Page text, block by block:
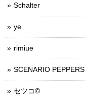
Schalter
ye
rimiue
SCENARIO PEPPERS
セツコ©